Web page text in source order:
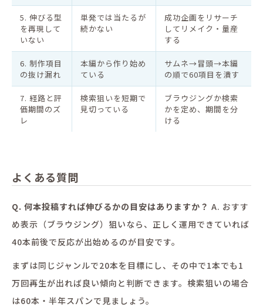
5. 伸びる型
を再現して
いない
単発では当たるが
続かない
成功企画をリサーチ
してリメイク・量産
する
6. 制作項目
の抜け漏れ
本編から作り始め
ている
サムネ→冒頭→本編
の順で60項目を潰す
7. 経路と評
価期間のズ
レ
検索狙いを短期で
見切っている
ブラウジングか検索
かを定め、期間を分
ける
よくある質問
Q. 何本投稿すれば伸びるかの目安はありますか？ A. おすす
め表示（ブラウジング）狙いなら、正しく運用できていれば
40本前後で反応が出始めるのが目安です。
まずは同じジャンルで20本を目標にし、その中で1本でも1
万回再生が出れば良い傾向と判断できます。検索狙いの場合
は60本・半年スパンで見ましょう。